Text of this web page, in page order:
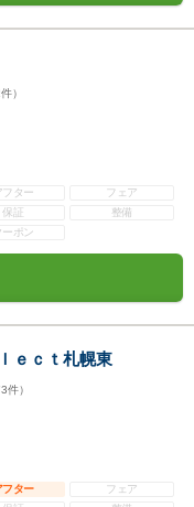
件）
フター
フェア
保証
整備
ーポン
ｅｃｔ札幌東
件）
フター
フェア